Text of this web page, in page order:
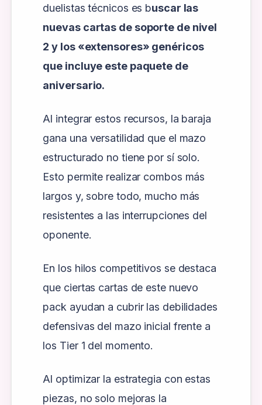
duelistas técnicos es buscar las
nuevas cartas de soporte de nivel
2 y los «extensores» genéricos
que incluye este paquete de
aniversario.
Al integrar estos recursos, la baraja
gana una versatilidad que el mazo
estructurado no tiene por sí solo.
Esto permite realizar combos más
largos y, sobre todo, mucho más
resistentes a las interrupciones del
oponente.
En los hilos competitivos se destaca
que ciertas cartas de este nuevo
pack ayudan a cubrir las debilidades
defensivas del mazo inicial frente a
los Tier 1 del momento.
Al optimizar la estrategia con estas
piezas, no solo mejoras la